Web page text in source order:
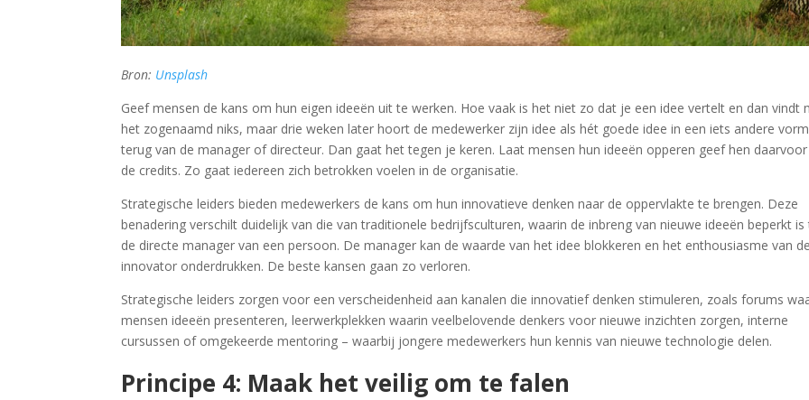
Bron: Unsplash
Geef mensen de kans om hun eigen ideeën uit te werken. Hoe vaak is het niet zo dat je een idee vertelt en dan vindt
het zogenaamd niks, maar drie weken later hoort de medewerker zijn idee als hét goede idee in een iets andere vorm
terug van de manager of directeur. Dan gaat het tegen je keren. Laat mensen hun ideeën opperen geef hen
de credits. Zo gaat iedereen zich betrokken voelen in de organisatie.
Strategische leiders bieden medewerkers de kans om hun innovatieve denken naar de oppervlakte te brengen. Deze
benadering verschilt duidelijk van die van traditionele bedrijfsculturen, waarin de inbreng van nieuwe ideeën beperkt
de directe manager van een persoon. De manager kan de waarde van het idee blokkeren en het enthousiasme van de
innovator onderdrukken. De beste kansen gaan zo verloren.
Strategische leiders zorgen voor een verscheidenheid aan kanalen die innovatief denken stimuleren, zoals forums
mensen ideeën presenteren, leerwerkplekken waarin veelbelovende denkers voor nieuwe inzichten zorgen, interne
cursussen of omgekeerde mentoring – waarbij jongere medewerkers hun kennis van nieuwe technologie delen.
Principe 4: Maak het veilig om te falen